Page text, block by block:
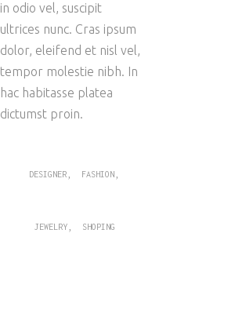
in odio vel, suscipit
ultrices nunc. Cras ipsum
dolor, eleifend et nisl vel,
tempor molestie nibh. In
hac habitasse platea
dictumst proin.
DESIGNER FASHION
JEWELRY SHOPING